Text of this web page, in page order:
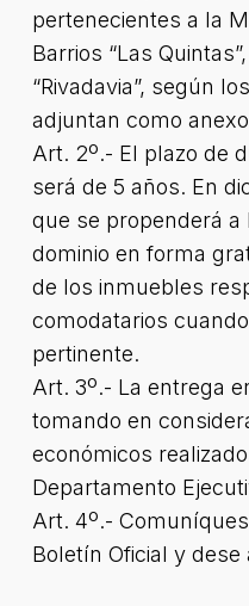
pertenecientes a la
Barrios “Las
“Rivadavia”, según
adjuntan como
Art. 2º.- El plazo de
será de 5 años. En
que se propenderá
dominio en forma
de los inmuebles
comodatarios
pertinente.
Art. 3º.- La entrega
tomando en
económicos
Departamento
Art. 4º.-
Boletín Oficial y